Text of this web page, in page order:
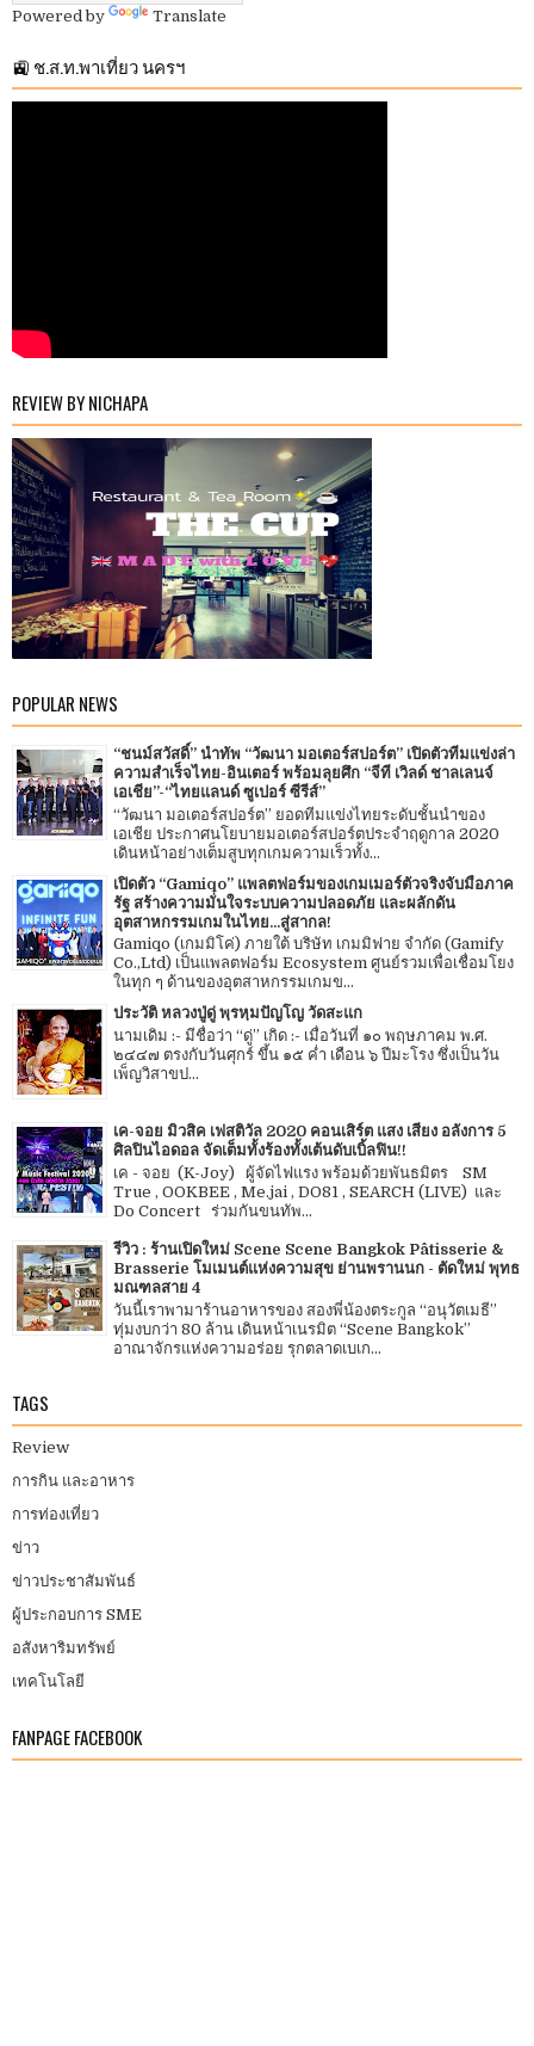
Powered by Translate
🚉 ช.ส.ท.พาเที่ยว นครฯ
REVIEW BY NICHAPA
POPULAR NEWS
“ชนม์สวัสดิ์” นำทัพ “วัฒนา มอเตอร์สปอร์ต” เปิดตัวทีมแข่งล่า
ความสำเร็จไทย-อินเตอร์ พร้อมลุยศึก “จีที เวิลด์ ชาลเลนจ์
เอเชีย”-“ไทยแลนด์ ซูเปอร์ ซีรีส์”
“วัฒนา มอเตอร์สปอร์ต” ยอดทีมแข่งไทยระดับชั้นนำของ
เอเชีย ประกาศนโยบายมอเตอร์สปอร์ตประจำฤดูกาล 2020
เดินหน้าอย่างเต็มสูบทุกเกมความเร็วทั้ง...
เปิดตัว “Gamiqo” แพลตฟอร์มของเกมเมอร์ตัวจริงจับมือภาค
รัฐ สร้างความมั่นใจระบบความปลอดภัย และผลักดัน
อุตสาหกรรมเกมในไทย...สู่สากล!
Gamiqo (เกมมิโค่) ภายใต้ บริษัท เกมมิฟาย จำกัด (Gamify
Co.,Ltd) เป็นแพลตฟอร์ม Ecosystem ศูนย์รวมเพื่อเชื่อมโยง
ในทุก ๆ ด้านของอุตสาหกรรมเกมข...
ประวัติ หลวงปู่ดู่ พฺรหฺมปัญโญ วัดสะแก
นามเดิม :- มีชื่อว่า “ดู่” เกิด :- เมื่อวันที่ ๑๐ พฤษภาคม พ.ศ.
๒๔๔๗ ตรงกับวันศุกร์ ขึ้น ๑๕ ค่ำ เดือน ๖ ปีมะโรง ซึ่งเป็นวัน
เพ็ญวิสาขป...
เค-จอย มิวสิค เฟสติวัล 2020 คอนเสิร์ต แสง เสียง อลังการ 5
ศิลปินไอดอล จัดเต็มทั้งร้องทั้งเต้นดับเบิ้ลฟิน!!
เค - จอย (K-Joy) ผู้จัดไฟแรง พร้อมด้วยพันธมิตร SM
True , OOKBEE , Me.jai , DO81 , SEARCH (LIVE) และ
Do Concert ร่วมกันขนทัพ...
รีวิว : ร้านเปิดใหม่ Scene Scene Bangkok Pâtisserie &
Brasserie โมเมนต์แห่งความสุข ย่านพรานนก - ตัดใหม่ พุทธ
มณฑลสาย 4
วันนี้เราพามาร้านอาหารของ สองพี่น้องตระกูล “อนุวัตเมธี”
ทุ่มงบกว่า 80 ล้าน เดินหน้าเนรมิต “Scene Bangkok”
อาณาจักรแห่งความอร่อย รุกตลาดเบเก...
TAGS
Review
การกิน และอาหาร
การท่องเที่ยว
ข่าว
ข่าวประชาสัมพันธ์
ผู้ประกอบการ SME
อสังหาริมทรัพย์
เทคโนโลยี
FANPAGE FACEBOOK